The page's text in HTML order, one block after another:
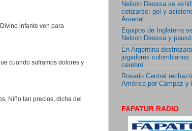
infante ven para
cuando suframos dolores y
Niño tan precios, dicha del
Nelson Deossa se
cotizarse: gol y
Arsenal
Equipos de Inglaterra
Nelson Deossa y
En Argentina
jugadores
cerebro'
Rosario Central
América por Campaz y
FAPATUR RADIO